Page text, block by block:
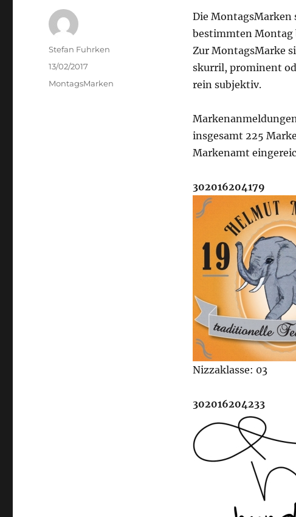
Die MontagsMarken
bestimmten Montag
Zur MontagsMarke
skurril, prominent
rein subjektiv.
insgesamt 225
Markenamt
302016204179
Nizzaklasse: 03
302016204233
Author
Stefan Fuhrken
Posted
13/02/2017
Categories
MontagsMarken